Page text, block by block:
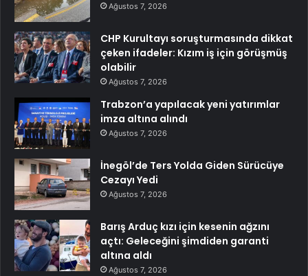
Ağustos 7, 2026
CHP Kurultayı soruşturmasında dikkat
çeken ifadeler: Kızım iş için görüşmüş
olabilir
Ağustos 7, 2026
Trabzon’a yapılacak yeni yatırımlar
imza altına alındı
Ağustos 7, 2026
İnegöl’de Ters Yolda Giden Sürücüye
Cezayı Yedi
Ağustos 7, 2026
Barış Arduç kızı için kesenin ağzını
açtı: Geleceğini şimdiden garanti
altına aldı
Ağustos 7, 2026